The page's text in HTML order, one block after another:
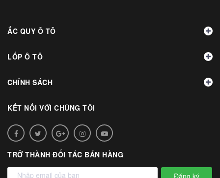
ẮC QUY Ô TÔ
LỐP Ô TÔ
CHÍNH SÁCH
KẾT NỐI VỚI CHÚNG TÔI
TRỞ THÀNH ĐỐI TÁC BÁN HÀNG
Đăng ký